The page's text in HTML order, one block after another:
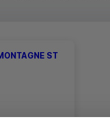
ST